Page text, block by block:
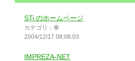
STi のホームページ
カテゴリ：車
2004/12/17 08:06:03
IMPREZA-NET